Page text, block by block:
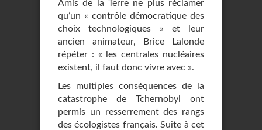
Amis de la Terre ne plus réclamer
qu’un « contrôle démocratique des
choix technologiques » et leur
ancien animateur, Brice Lalonde
répéter : « les centrales nucléaires
existent, il faut donc vivre avec ».
Les multiples conséquences de la
catastrophe de Tchernobyl ont
permis un resserrement des rangs
des écologistes français. Suite à cet